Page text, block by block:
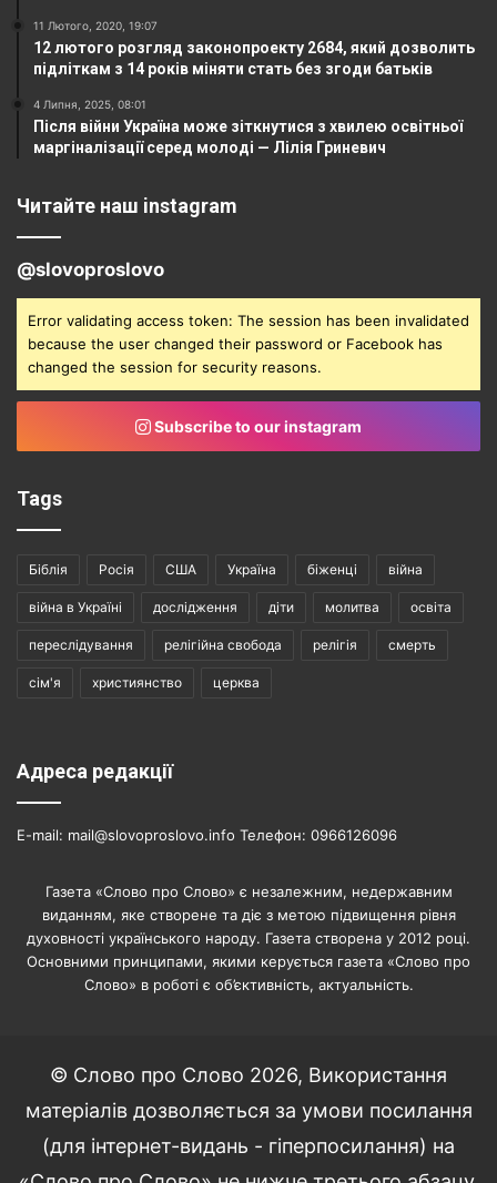
11 Лютого, 2020, 19:07
12 лютого розгляд законопроекту 2684, який дозволить
підліткам з 14 років міняти стать без згоди батьків
4 Липня, 2025, 08:01
Після війни Україна може зіткнутися з хвилею освітньої
маргіналізації серед молоді — Лілія Гриневич
Читайте наш instagram
@slovoproslovo
Error validating access token: The session has been invalidated
because the user changed their password or Facebook has
changed the session for security reasons.
Subscribe to our instagram
Tags
Біблія Росія США Україна біженці війна
війна в Україні дослідження діти молитва освіта
переслідування релігійна свобода релігія смерть
сім'я християнство церква
Адреса редакції
E-mail: mail@slovoproslovo.info Телефон: 0966126096
Газета «Слово про Слово» є незалежним, недержавним
виданням, яке створене та діє з метою підвищення рівня
духовності українського народу. Газета створена у 2012 році.
Основними принципами, якими керується газета «Слово про
Слово» в роботі є об’єктивність, актуальність.
© Слово про Слово 2026, Використання
матеріалів дозволяється за умови посилання
(для інтернет-видань - гіперпосилання) на